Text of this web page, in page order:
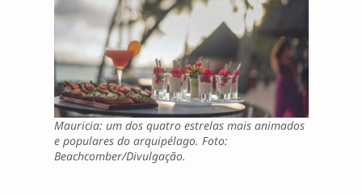
Mauricia: um dos quatro estrelas mais animados
e populares do arquipélago. Foto:
Beachcomber/Divulgação.